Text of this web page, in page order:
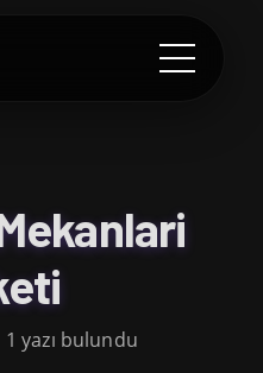
yazı bulundu